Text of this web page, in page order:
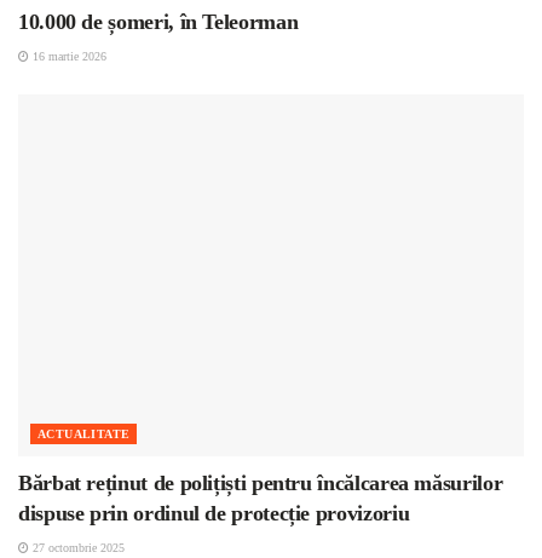
10.000 de șomeri, în Teleorman
16 martie 2026
ACTUALITATE
Bărbat reținut de polițiști pentru încălcarea măsurilor
dispuse prin ordinul de protecție provizoriu
27 octombrie 2025